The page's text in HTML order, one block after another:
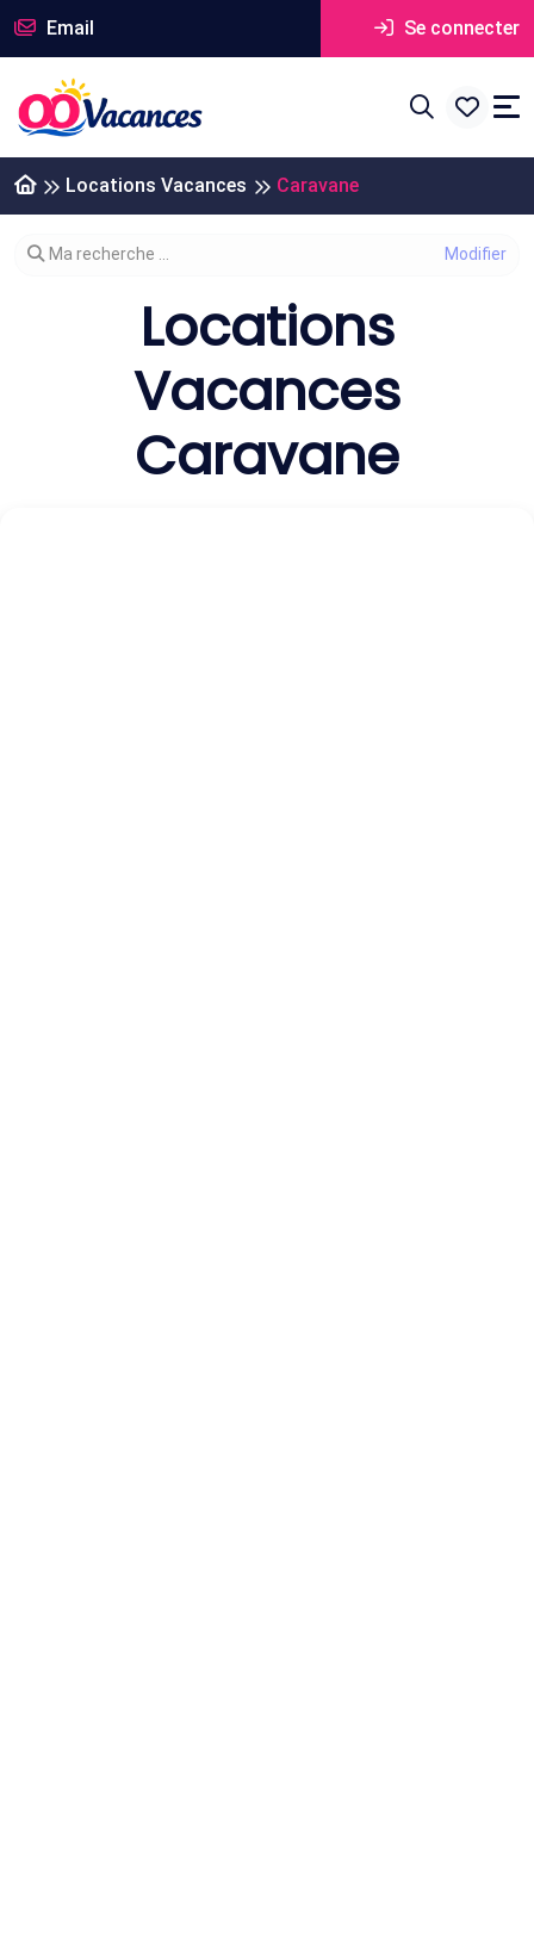
Email Se connecter
Locations Vacances Caravane
Modifier votre recherche
Ma recherche ...
Locations
Vacances
Caravane